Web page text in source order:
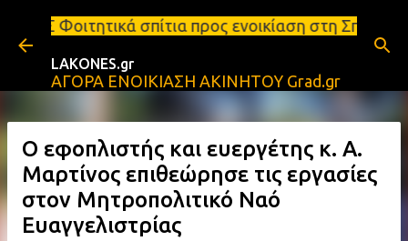
Μετάβαση στο κύριο περιεχόμενο
προς ενοικίαση στη Σπάρτη Ενοικιάσεις
LAKONES.gr
ΑΓΟΡΑ ΕΝΟΙΚΙΑΣΗ ΑΚΙΝΗΤΟΥ Grad.gr
Ο εφοπλιστής και ευεργέτης κ. Α.
Μαρτίνος επιθεώρησε τις εργασίες
στον Μητροπολιτικό Ναό
Ευαγγελιστρίας